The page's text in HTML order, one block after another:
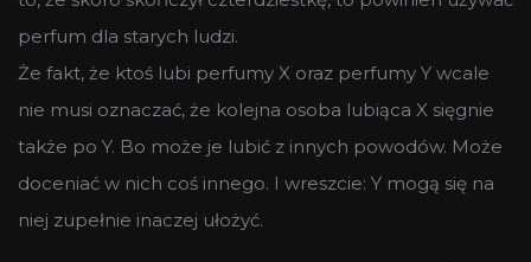
perfum dla starych ludzi.
Że fakt, że ktoś lubi perfumy X oraz perfumy Y wcale
nie musi oznaczać, że kolejna osoba lubiąca X sięgnie
także po Y. Bo może je lubić z innych powodów. Może
doceniać w nich coś innego. I wreszcie: Y mogą się na
niej zupełnie inaczej ułożyć.